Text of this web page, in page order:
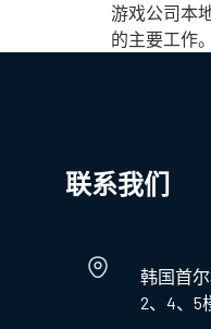
游戏公司本
的主要工作
联系我们
韩国首
2、4、5